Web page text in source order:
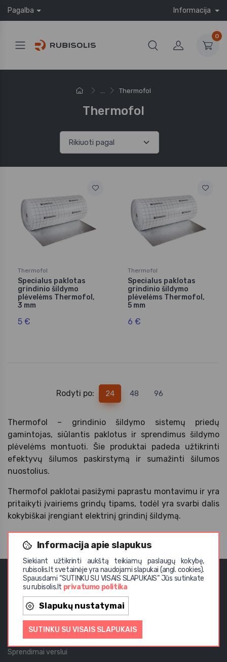
Informacija apie slapukus
Siekiant užtikrinti aukštą teikiamų paslaugų kokybę,
rubisolis.lt svetainėje yra naudojami slapukai (angl. cookies).
Spausdami “SUTINKU SU VISAIS SLAPUKAIS” Jūs sutinkate
su rubisolis.lt privatumo politika
Slapukų nustatymai
SUTINKU SU VISAIS SLAPUKAIS
Pagalba Informacija
0
... Thermofol
Thermofol
Thermofol
Specialus paklotas
grindinio šildymo
plėvelėms Thermofol,
3 mm
5 €
Thermofol
Specialus paklotas
grindinio šildymo
plėvelėms Thermofol,
5 mm
6 €
Rodyti po: 24 48 96
Thermofol – grindinio šildymo sistemų priedų
gamintojas, siūlantis paklotus ir sprendimus šildymo
plėvelėms montuoti. Šie produktai padeda užtikrinti
efektyvų šilumos paskirstymą ir sumažinti šilumos
nuostolius.
Thermofol paklotai pasižymi paprastu montavimu ir yra
pritaikyti įvairiems grindų tipams, todėl yra svarbi dalis
kokybiškai įrengiant elektrinį grindinį šildymą.
UAB Rubisolis
Apie mus
Privatumo politika
Kontaktai
Sprendimai verslui